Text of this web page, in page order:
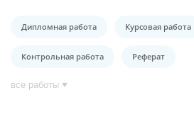
Дипломная работа Курсовая работа
Контрольная работа Реферат
все работы